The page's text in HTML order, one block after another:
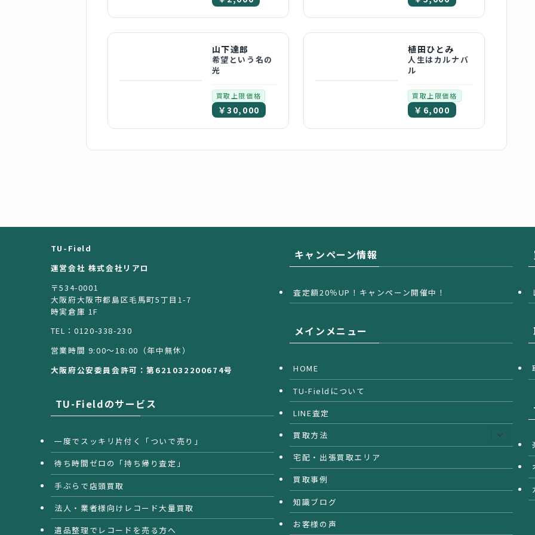
山下達郎
希望という名の
光
買取上限価格
￥30,000
植田ひとみ
人生はカルナバ
ル
買取上限価格
￥6,000
TU-Field
運営会社 株式会社リアロ
〒534-0001
大阪府大阪市都島区毛馬町5丁目1-7
時実倉庫 1F
TEL：0120-338-230
営業時間 9:00〜18:00（年中無休）
大阪府公安委員会許可：第621032200674号
TU-Fieldのサービス
一度でスッキリ片付く「ついで売り」
待ち時間ゼロの「持ち帰り査定」
手ぶらで店頭買取
法人・業者様向けレコード大量買取
遺品整理でレコードを売る方へ
キャンペーン情報
査定額20％UP！キャンペーン開催中！
メインメニュー
HOME
TU-Fieldについて
LINE査定
買取方法
宅配・出張買取エリア
買取事例
知識ブログ
お客様の声